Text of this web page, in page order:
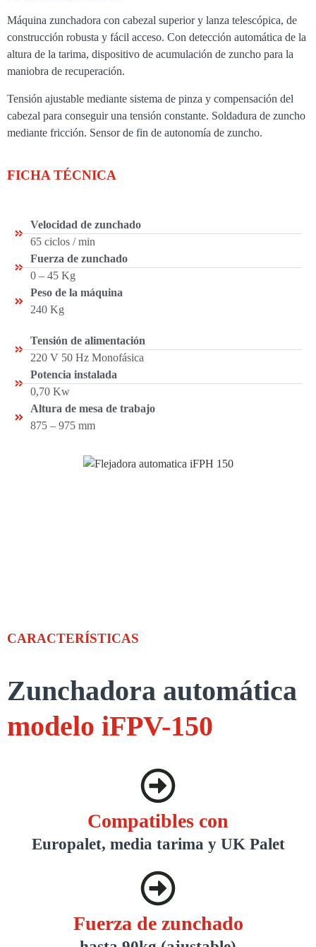
Máquina zunchadora con cabezal superior y lanza telescópica, de
construcción robusta y fácil acceso. Con detección automática de la
altura de la tarima, dispositivo de acumulación de zuncho para la
maniobra de recuperación.
Tensión ajustable mediante sistema de pinza y compensación del
cabezal para conseguir una tensión constante. Soldadura de zuncho
mediante fricción. Sensor de fin de autonomía de zuncho.
FICHA TÉCNICA
Velocidad de zunchado
65 ciclos / min
Fuerza de zunchado
0 – 45 Kg
Peso de la máquina
240 Kg
Tensión de alimentación
220 V 50 Hz Monofásica
Potencia instalada
0,70 Kw
Altura de mesa de trabajo
875 – 975 mm
CARACTERÍSTICAS
Zunchadora automática
modelo iFPV-150
Compatibles con
Europalet, media tarima y UK Palet
Fuerza de zunchado